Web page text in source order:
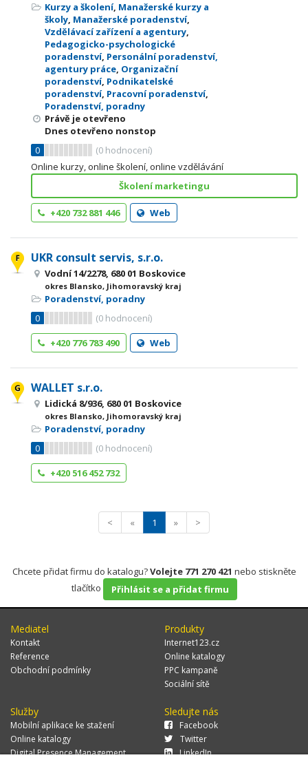
Kurzy a školení, Manažerské kurzy a
školy, Manažerské poradenství,
Vzdělávací zařízení a agentury,
Pedagogicko-psychologické
poradenství, Personální poradenství,
agentury práce, Organizační
poradenství, Podnikatelské
poradenství, Pracovní poradenství,
Poradenství, poradny
Právě je otevřeno
Dnes otevřeno nonstop
0
(0 hodnocení)
Online kurzy, online školení, online vzdělávání
Školení marketingu
+420 732 881 446 Web
UKR consult servis, s.r.o.
Vodní 14/2278, 680 01 Boskovice
okres Blansko, Jihomoravský kraj
Poradenství, poradny
0
(0 hodnocení)
+420 776 783 490
Web
WALLET s.r.o.
Lidická 8/936, 680 01 Boskovice
okres Blansko, Jihomoravský kraj
Poradenství, poradny
0
(0 hodnocení)
+420 516 452 732
< « 1 » >
Chcete přidat firmu do katalogu?Volejte 771 270 421 nebo stiskněte
tlačítko
Přihlásit se a přidat firmu
Mediatel
Kontakt
Reference
Obchodní podmínky
Produkty
Internet123.cz
Online katalogy
PPC kampaně
Sociální sítě
Služby
Mobilní aplikace ke stažení
Online katalogy
Digital Presence Management
Sledujte nás
Facebook
Twitter
LinkedIn